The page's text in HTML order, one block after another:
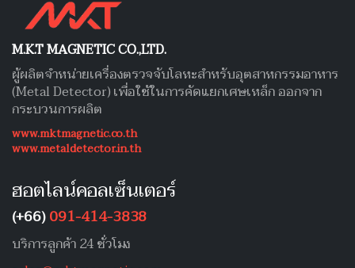
M.K.T MAGNETIC CO.,LTD.
ผู้ผลิตจำหน่ายเครื่องตรวจจับโลหะสำหรับอุตสาหกรรมอาหาร
(Metal Detector) เพื่อใช้ในการคัดแยกเศษเหล็ก ออกจาก
กระบวนการผลิต
www.mktmagnetic.co.th
www.metaldetector.in.th
ฮอตไลน์คอลเซ็นเตอร์
(+66)091-414-3838
บริการลูกค้า 24 ชั่วโมง